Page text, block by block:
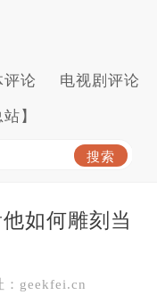
评论 电视剧评论
站】
如何雕刻当
：geekfei.cn